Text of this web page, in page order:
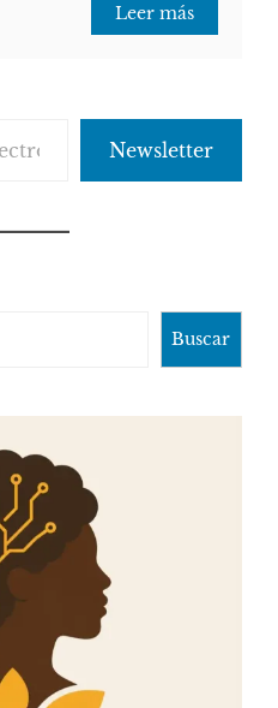
Leer más
Newsletter
Buscar